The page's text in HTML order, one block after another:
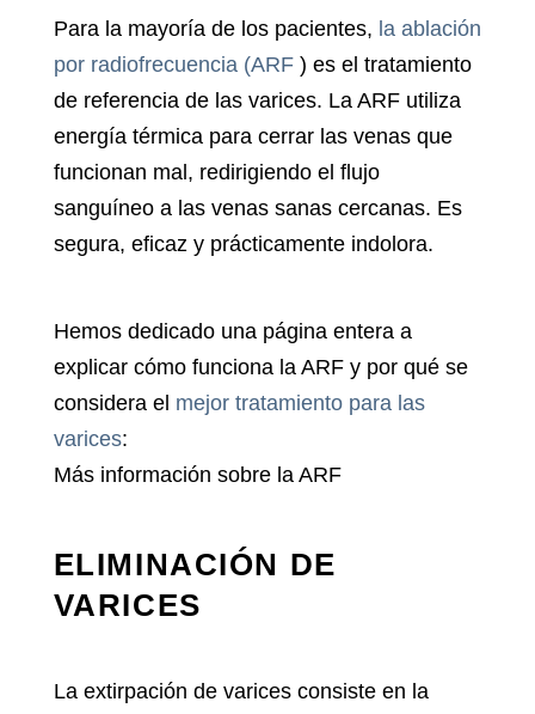
Para la mayoría de los pacientes, la ablación
por radiofrecuencia (ARF) es el tratamiento
de referencia de las varices. La ARF utiliza
energía térmica para cerrar las venas que
funcionan mal, redirigiendo el flujo
sanguíneo a las venas sanas cercanas. Es
segura, eficaz y prácticamente indolora.
Hemos dedicado una página entera a
explicar cómo funciona la ARF y por qué se
considera el mejor tratamiento para las
varices:
Más información sobre la ARF
ELIMINACIÓN DE
VARICES
La extirpación de varicesconsiste en la